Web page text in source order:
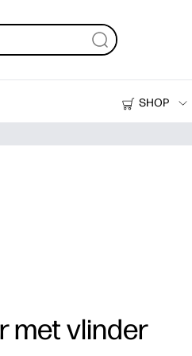
SHOP
Printers
met vlinder